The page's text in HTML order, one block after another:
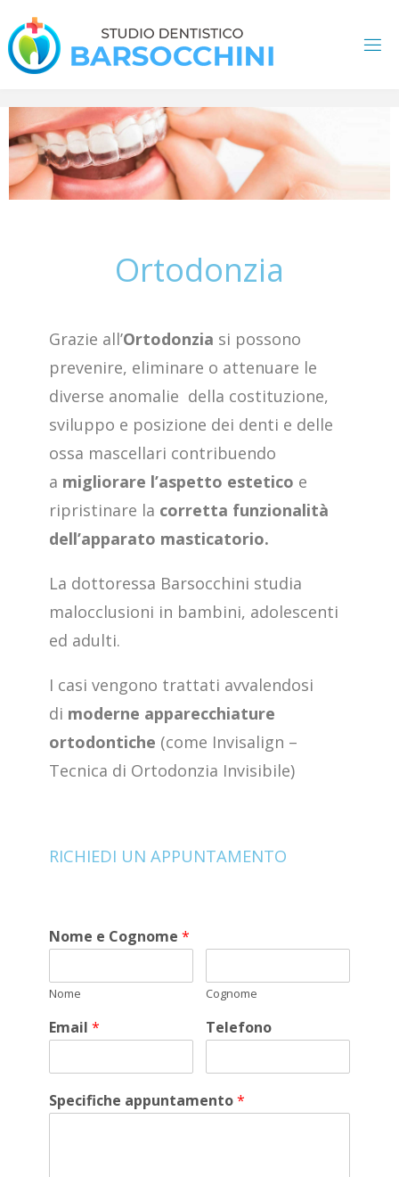
Ortodonzia
Grazie all’Ortodonzia si possono
prevenire, eliminare o attenuare le
diverse anomalie della costituzione,
sviluppo e posizione dei denti e delle
ossa mascellari contribuendo
a migliorare l’aspetto estetico e
ripristinare la corretta funzionalità
dell’apparato masticatorio.
La dottoressa Barsocchini studia
malocclusioni in bambini, adolescenti
ed adulti.
I casi vengono trattati avvalendosi
di moderne apparecchiature
ortodontiche (come Invisalign –
Tecnica di Ortodonzia Invisibile)
RICHIEDI UN APPUNTAMENTO
Nome e Cognome *
Nome Cognome
Email * Telefono
Specifiche appuntamento*